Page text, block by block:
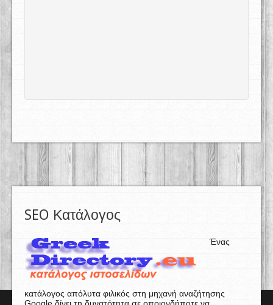
SEO Κατάλογος
Ένας
κατάλογος απόλυτα φιλικός στη μηχανή αναζήτησης